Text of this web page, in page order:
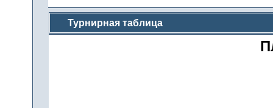
Турнирная таблица